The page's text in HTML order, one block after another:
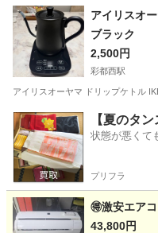
大阪 豊中市 庄内駅
アイリスオ
ブラック
2,500円
彩都西駅
アイリスオーヤマ ドリップケトル
大阪 茨木市 彩都西駅
【夏のタ
状態が悪くて
プリフラ
🉐️激安エア
43,800円